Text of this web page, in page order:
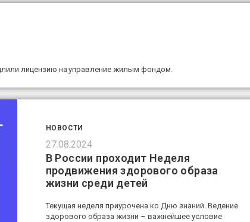
лицензию на управление жилым фондом.
НОВОСТИ
27.08.2024
В России проходит Неделя
продвижения здорового образа
жизни среди детей
Текущая неделя приурочена ко Дню знаний. Ведение
здорового образа жизни – важнейшее условие